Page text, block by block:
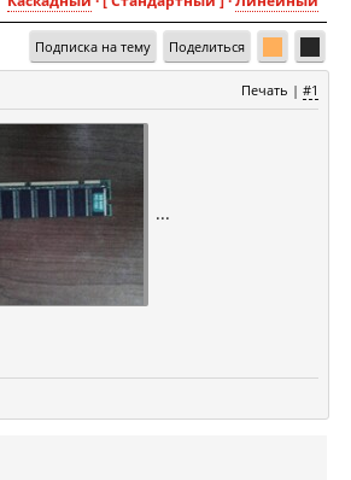
Подписка на тему Поделиться
Печать | #1
...